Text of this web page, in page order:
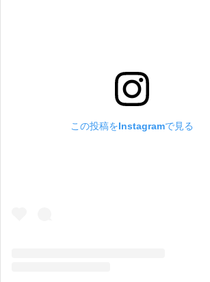
この投稿をInstagramで見る